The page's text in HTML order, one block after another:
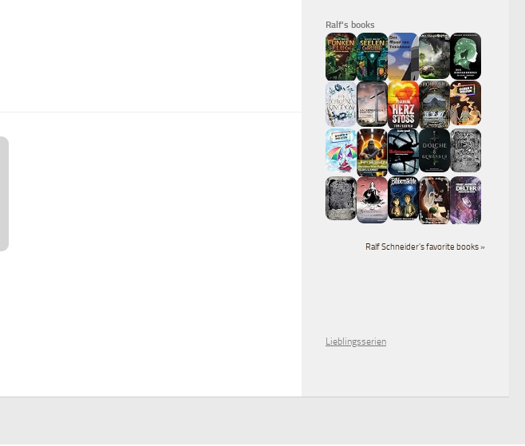
Ralf's books
Ralf Schneider's favorite books »
Lieblingsserien